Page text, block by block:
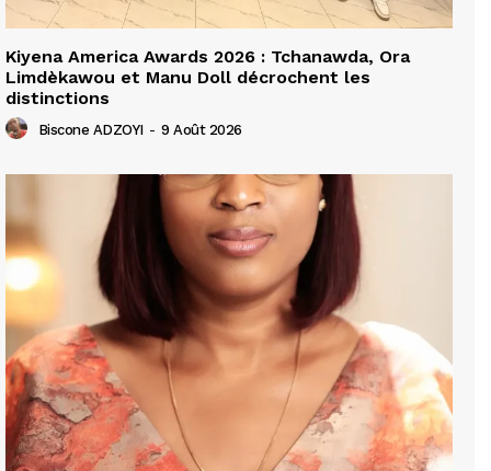
Kiyena America Awards 2026 : Tchanawda, Ora
Limdèkawou et Manu Doll décrochent les
distinctions
Biscone ADZOYI - 9 Août 2026